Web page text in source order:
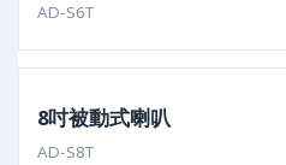
AD-S6T
8吋被動式喇叭
AD-S8T